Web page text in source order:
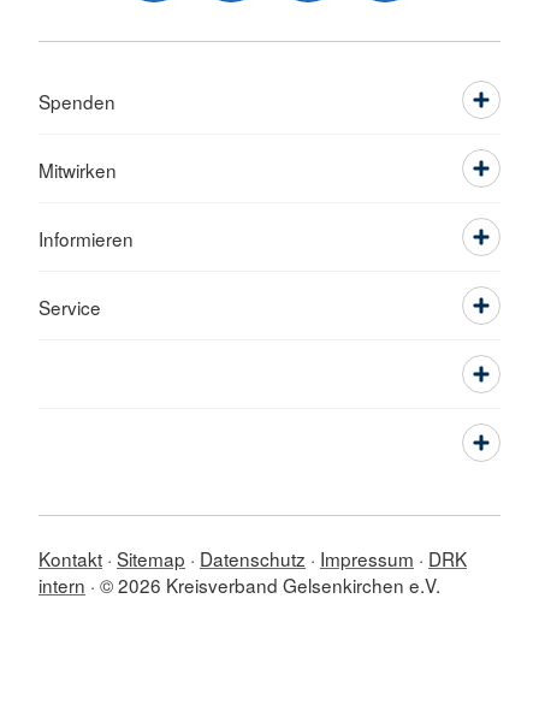
Spenden
Mitwirken
Informieren
Service
Kontakt Sitemap Datenschutz Impressum
DRK
intern © 2026 Kreisverband Gelsenkirchen e.V.